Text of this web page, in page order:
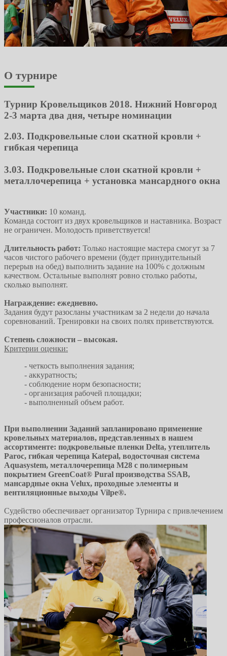
О турнире
Турнир Кровельщиков 2018. Нижний Новгород
2-3 марта два дня, четыре номинации
2.03. Подкровельные слои скатной кровли +
гибкая черепица
3.03. Подкровельные слои скатной кровли +
металлочерепица + установка мансардного окна
Участники: 10 команд.
Команда состоит из двух кровельщиков и наставника. Возраст
не ограничен. Молодость приветствуется!
Длительность работ: Только настоящие мастера смогут за 7
часов чистого рабочего времени (будет принудительный
перерыв на обед) выполнить задание на 100% с должным
качеством. Остальные выполнят ровно столько работы,
сколько выполнят.
Награждение: ежедневно.
Задания будут разосланы участникам за 2 недели до начала
соревнований. Тренировки на своих полях приветствуются.
Степень сложности – высокая.
Критерии оценки:
- четкость выполнения задания;
- аккуратность;
- соблюдение норм безопасности;
- организация рабочей площадки;
- выполненный объем работ.
При выполнении Заданий запланировано применение
кровельных материалов, представленных в нашем
ассортименте: подкровельные пленки Delta, утеплитель
Paroc, гибкая черепица Katepal, водосточная система
Aquasystem, металлочерепица М28 c полимерным
покрытием GreenCoat® Pural производства SSAB,
мансардные окна Velux, проходные элементы и
вентиляционные выходы Vilpe®.
Судейство обеспечивает организатор Турнира с привлечением
профессионалов отрасли.